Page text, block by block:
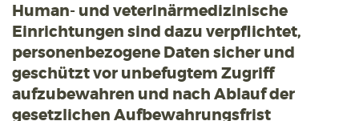
Human- und veterinärmedizinische
Einrichtungen sind dazu verpflichtet,
personenbezogene Daten sicher und
geschützt vor unbefugtem Zugriff
aufzubewahren und nach Ablauf der
gesetzlichen Aufbewahrungsfrist